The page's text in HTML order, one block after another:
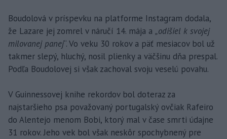
Boudolová v príspevku na platforme Instagram dodala,
že Lazare jej zomrel v náručí 14. mája a „odišiel k svojej
milovanej panej“. Vo veku 30 rokov a päť mesiacov bol už
takmer slepý, hluchý, nosil plienky a väčšinu dňa prespal.
Podľa Boudolovej si však zachoval svoju veselú povahu.
V Guinnessovej knihe rekordov bol doteraz za
najstaršieho psa považovaný portugalský ovčiak Rafeiro
do Alentejo menom Bobi, ktorý mal v čase smrti údajne
31 rokov. Jeho vek bol však neskôr spochybnený pre